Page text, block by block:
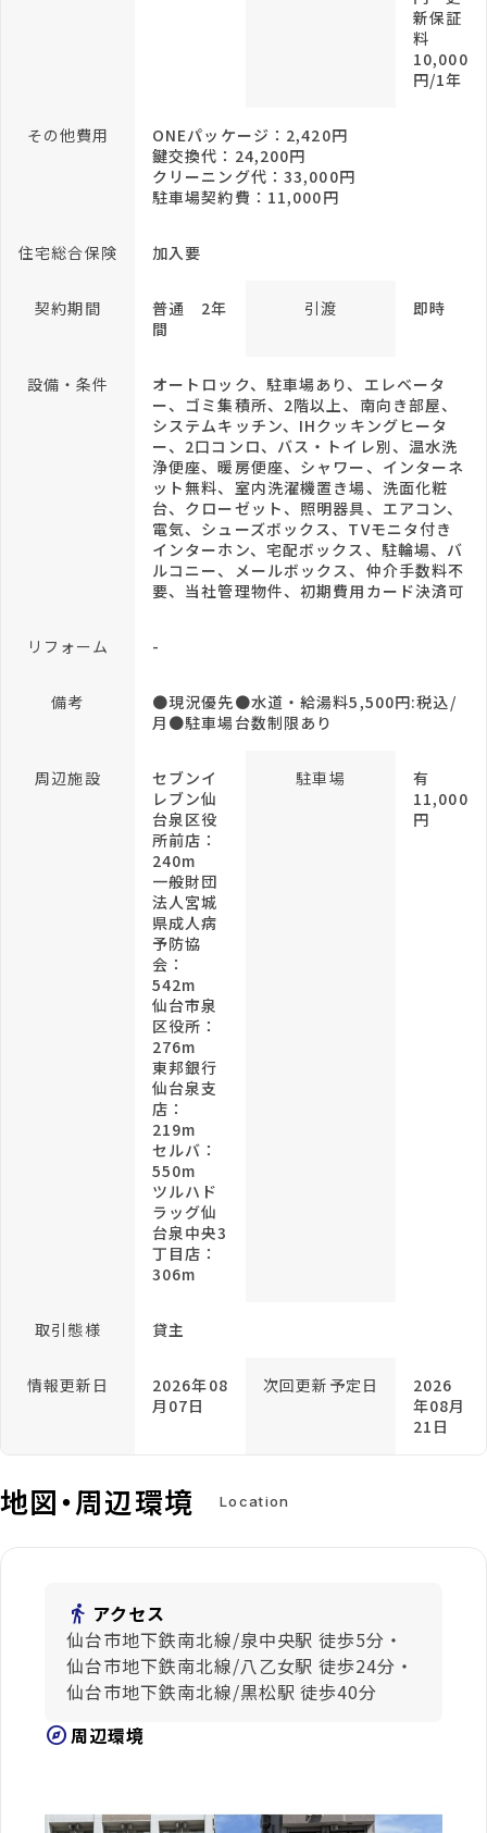
新保証
料
10,000
円/1年
その他費用
ONEパッケージ：2,420円
鍵交換代：24,200円
クリーニング代：33,000円
駐車場契約費：11,000円
住宅総合保険 加入要
契約期間
普通 2年
間
引渡 即時
設備・条件
オートロック、駐車場あり、エレベータ
ー、ゴミ集積所、2階以上、南向き部屋、
システムキッチン、IHクッキングヒータ
ー、2口コンロ、バス・トイレ別、温水洗
浄便座、暖房便座、シャワー、インターネ
ット無料、室内洗濯機置き場、洗面化粧
台、クローゼット、照明器具、エアコン、
電気、シューズボックス、TVモニタ付き
インターホン、宅配ボックス、駐輪場、バ
ルコニー、メールボックス、仲介手数料不
要、当社管理物件、初期費用カード決済可
リフォーム -
備考
●現況優先●水道・給湯料5,500円:税込/
月●駐車場台数制限あり
周辺施設
セブンイ
レブン仙
台泉区役
所前店：
240m
一般財団
法人宮城
県成人病
予防協
会：
542m
仙台市泉
区役所：
276m
東邦銀行
仙台泉支
店：
219m
セルバ：
550m
ツルハド
ラッグ仙
台泉中央3
丁目店：
306m
駐車場
有
11,000
円
取引態様 貸主
情報更新日
2026年08
月07日
次回更新予定日
2026
年08月
21日
地図・周辺環境 Location
directions_walk アクセス
仙台市地下鉄南北線/泉中央駅 徒歩5分・
仙台市地下鉄南北線/八乙女駅 徒歩24分・
仙台市地下鉄南北線/黒松駅 徒歩40分
explore周辺環境